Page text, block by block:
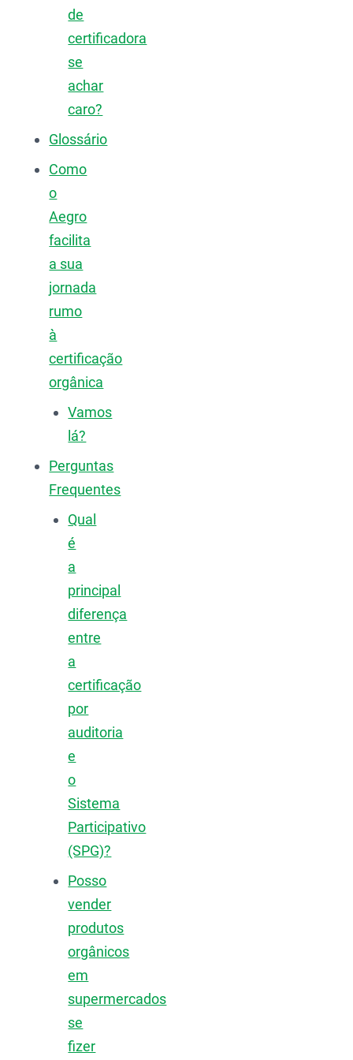
de
certificadora
se
achar
caro?
Glossário
Como
o
Aegro
facilita
a sua
jornada
rumo
à
certificação
orgânica
Vamos
lá?
Perguntas
Frequentes
Qual
é
a
principal
diferença
entre
a
certificação
por
auditoria
e
o
Sistema
Participativo
(SPG)?
Posso
vender
produtos
orgânicos
em
supermercados
se
fizer